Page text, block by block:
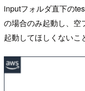
inputフォルダ直下の
の場合のみ起動し、空
起動してほしくないこ